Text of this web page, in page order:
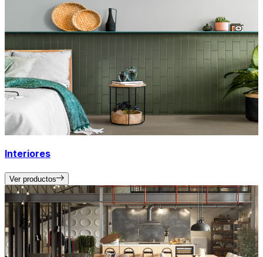
Interiores
Ver productos